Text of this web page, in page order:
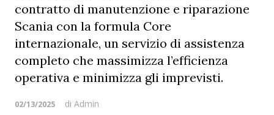
contratto di manutenzione e riparazione
Scania con la formula Core
internazionale, un servizio di assistenza
completo che massimizza l’efficienza
operativa e minimizza gli imprevisti.
02/13/2025 di Admin